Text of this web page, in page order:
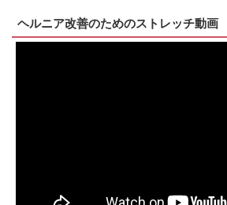
ヘルニア改善のためのストレッチ動画